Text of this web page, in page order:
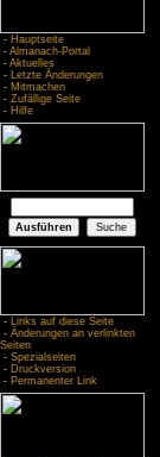
- Hauptseite
- Almanach-Portal
- Aktuelles
- Letzte Änderungen
- Mitmachen
- Zufällige Seite
- Hilfe
- Links auf diese Seite
- Änderungen an verlinkten
Seiten
- Spezialseiten
- Druckversion
- Permanenter Link